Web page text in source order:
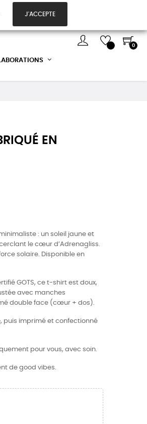
0
EN
: un soleil jaune et
le cœur d’Adrenagliss.
solaire. Disponible en
GOTS, ce t-shirt est doux,
avec manches
double face (cœur + dos).
puis imprimé et confectionné
pour vous, avec soin.
de good vibes.
J'ACCEPTE